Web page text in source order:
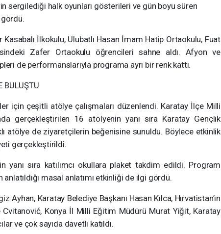
sergilediği halk oyunları gösterileri ve gün boyu süren
İlkokulu, Ulubatlı Hasan İmam Hatip Ortaokulu, Fuat
Zafer Ortaokulu öğrencileri sahne aldı. Afyon ve
de performanslarıyla programa ayrı bir renk kattı.
BULUŞTU
için çeşitli atölye çalışmaları düzenlendi. Karatay İlçe Milli
gerçekleştirilen 16 atölyenin yanı sıra Karatay Gençlik
atölye de ziyaretçilerin beğenisine sunuldu. Böylece etkinlik
gerçekleştirildi.
yanı sıra katılımcı okullara plaket takdim edildi. Program
masal anlatımı etkinliği de ilgi gördü.
Ayhan, Karatay Belediye Başkanı Hasan Kılca, Hırvatistan’ın
Konya İl Milli Eğitim Müdürü Murat Yiğit, Karatay
ve çok sayıda davetli katıldı.